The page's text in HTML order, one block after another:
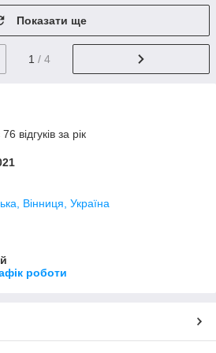
Показати ще
1 / 4
відгуків за рік
Вінниця, Україна
роботи